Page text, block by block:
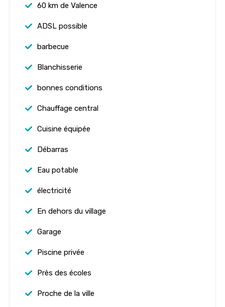
60 km de Valence
ADSL possible
barbecue
Blanchisserie
bonnes conditions
Chauffage central
Cuisine équipée
Débarras
Eau potable
électricité
En dehors du village
Garage
Piscine privée
Près des écoles
Proche de la ville